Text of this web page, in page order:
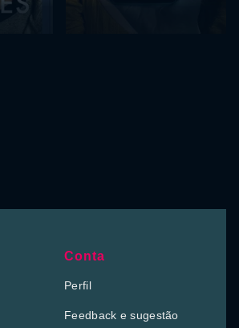
Conta
Perfil
Feedback e sugestão